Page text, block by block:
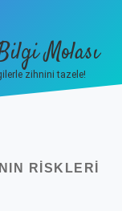
Molası
zihnini tazele!
RISKLERI